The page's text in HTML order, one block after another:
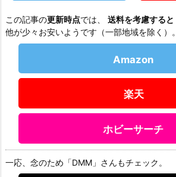
この記事の更新時点では、 送料を考慮すると
他が少々お安いようです（一部地域を除く）。
Amazon
楽天
ホビーサーチ
一応、念のため「DMM」さんもチェック。